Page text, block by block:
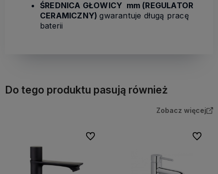
ŚREDNICA GŁOWICY mm (REGULATOR
CERAMICZNY)gwarantuje długą pracę
baterii
Do tego produktu pasują również
Zobacz więcej
Do ulubionych Do